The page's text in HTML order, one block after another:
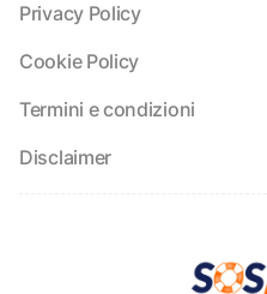
Privacy Policy
Cookie Policy
Termini e condizioni
Disclaimer